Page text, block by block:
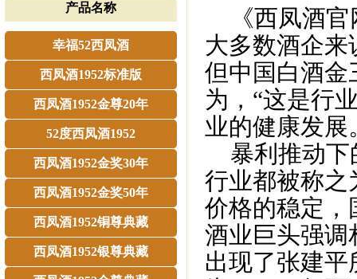
产品名称
幸福52西凤酒
西凤酒1952标准版
西凤酒1952金尊20年
52度西凤酒1952
西凤酒1952金奖30年
西凤酒1952金奖50年
西凤酒1952铜尊典藏
西凤酒1952银尊典藏
《西凤酒官
大多数酒企
但中国白酒金
为，“这是行
业的健康发展
暴利推动下
行业都被称之
价格的稳定，
酒业巨头强调
出现了张建平